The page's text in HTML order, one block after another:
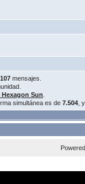
mensajes.
Sun
simultánea es de 7.504 ,